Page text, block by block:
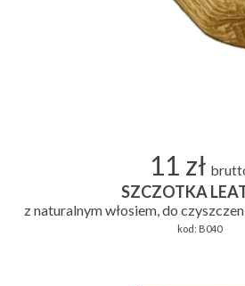
11 zł
SZCZOTKA
z naturalnym włosiem, do
kod: B040